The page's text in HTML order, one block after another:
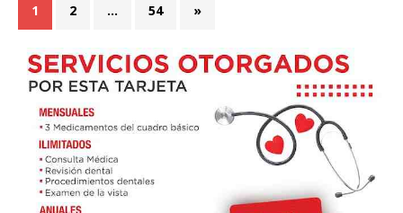
1 2 … 54 »